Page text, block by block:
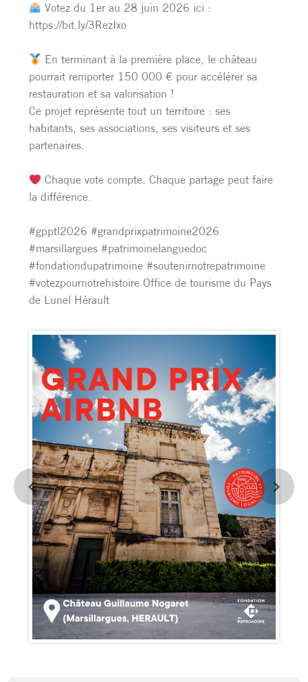
Votez du 1er au 28 juin 2026 ici :
https://bit.ly/3RezIxo
En terminant à la première place, le château
pourrait remporter 150 000 € pour accélérer sa
restauration et sa valorisation !
Ce projet représente tout un territoire : ses
habitants, ses associations, ses visiteurs et ses
partenaires.
Chaque vote compte. Chaque partage peut faire
la différence.
#gpptl2026 #grandprixpatrimoine2026
#marsillargues #patrimoinelanguedoc
#fondationdupatrimoine #soutenirnotrepatrimoine
#votezpournotrehistoire Office de tourisme du Pays
de Lunel Hérault